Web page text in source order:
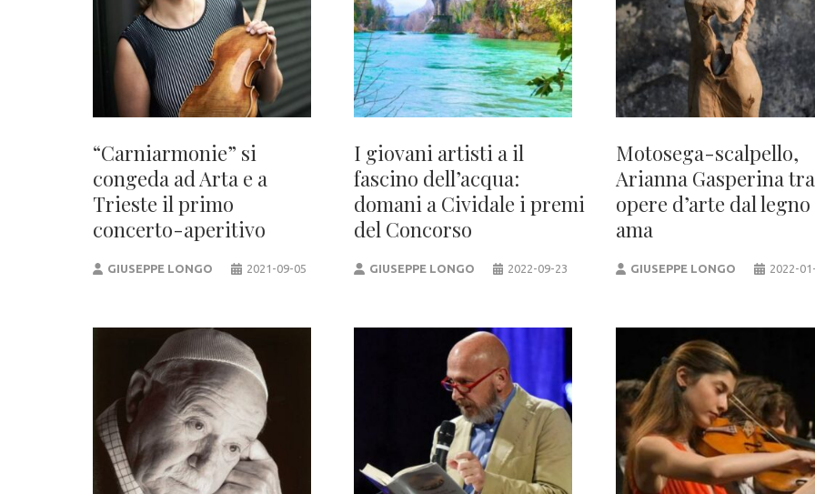
“Carniarmonie” si
congeda ad Arta e a
Trieste il primo
concerto-aperitivo
GIUSEPPE LONGO 2021-09-05
I giovani artisti a il
fascino dell’acqua:
domani a Cividale i premi
del Concorso
GIUSEPPE LONGO 2022-09-23
Motosega-scalpello,
Arianna Gasperina
opere d’arte dal legno
ama
GIUSEPPE LONGO 2022-